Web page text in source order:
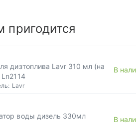
пригодится
дизтоплива Lavr 310 мл (на
Lavr
В
воды дизель 330мл
В